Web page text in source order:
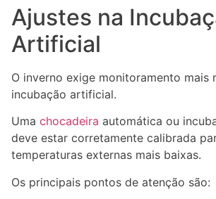
Ajustes na
Artificial
O inverno exige monitoramento mais
incubação artificial.
Uma chocadeira automática ou
deve estar corretamente calibrada
temperaturas externas mais baixas.
Os principais pontos de atenção são: